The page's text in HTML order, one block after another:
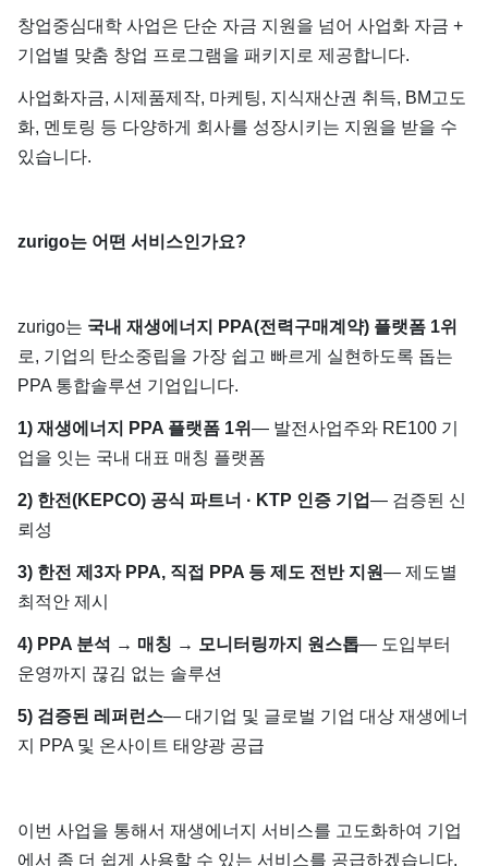
창업중심대학 사업은 단순 자금 지원을 넘어 사업화 자금 +
기업별 맞춤 창업 프로그램을 패키지로 제공합니다.
사업화자금, 시제품제작, 마케팅, 지식재산권 취득, BM고도
화, 멘토링 등 다양하게 회사를 성장시키는 지원을 받을 수
있습니다.
zurigo는 어떤 서비스인가요?
zurigo는 국내 재생에너지 PPA(전력구매계약) 플랫폼 1위
로, 기업의 탄소중립을 가장 쉽고 빠르게 실현하도록 돕는
PPA 통합솔루션 기업입니다.
1) 재생에너지 PPA 플랫폼 1위 — 발전사업주와 RE100 기
업을 잇는 국내 대표 매칭 플랫폼
2) 한전(KEPCO) 공식 파트너 · KTP 인증 기업— 검증된 신
뢰성
3) 한전 제3자 PPA, 직접 PPA 등 제도 전반 지원— 제도별
최적안 제시
4) PPA 분석 → 매칭 → 모니터링까지 원스톱— 도입부터
운영까지 끊김 없는 솔루션
5) 검증된 레퍼런스— 대기업 및 글로벌 기업 대상 재생에너
지 PPA 및 온사이트 태양광 공급
이번 사업을 통해서 재생에너지 서비스를 고도화하여 기업
에서 좀 더 쉽게 사용할 수 있는 서비스를 공급하겠습니다.